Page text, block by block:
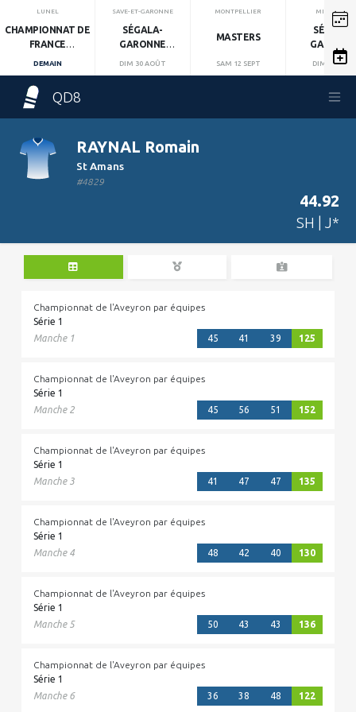
LUNEL
CHAMPIONNAT DE
FRANCE
DEMAIN
SAVE-ET-GARONNE
SÉGALA-
GARONNE
MANCHE 1
DIM 30 AOÛT
MONTPELLIER
MASTERS
SAM 12 SEPT
MIRANDOL
SÉGALA-
GARONNE
MANCHE 2
DIM 13 SEPT
QD8
RAYNAL Romain
St Amans
#4829
44.92
SH | J*
Championnat de l'Aveyron par équipes
Série 1
Manche 1
45 41 39 125
Championnat de l'Aveyron par équipes
Série 1
Manche 2
45 56 51 152
Championnat de l'Aveyron par équipes
Série 1
Manche 3
41 47 47 135
Championnat de l'Aveyron par équipes
Série 1
Manche 4
48 42 40 130
Championnat de l'Aveyron par équipes
Série 1
Manche 5
50 43 43 136
Championnat de l'Aveyron par équipes
Série 1
Manche 6
36 38 48 122